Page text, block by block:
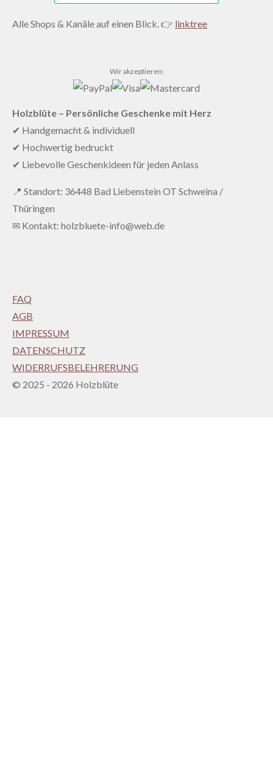
Alle Shops & Kanäle auf einen Blick. 👉 linktree
Wir akzeptieren:
Holzblüte – Persönliche Geschenke mit Herz
✔ Handgemacht & individuell
✔ Hochwertig bedruckt
✔ Liebevolle Geschenkideen für jeden Anlass
📍 Standort: 36448 Bad Liebenstein OT Schweina /
Thüringen
✉ Kontakt: holzbluete-info@web.de
FAQ
AGB
IMPRESSUM
DATENSCHUTZ
WIDERRUFSBELEHRERUNG
© 2025 - 2026 Holzblüte